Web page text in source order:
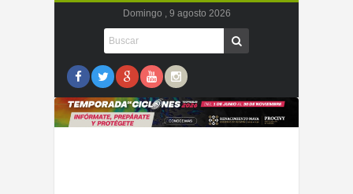
Domingo , 9 agosto 2026